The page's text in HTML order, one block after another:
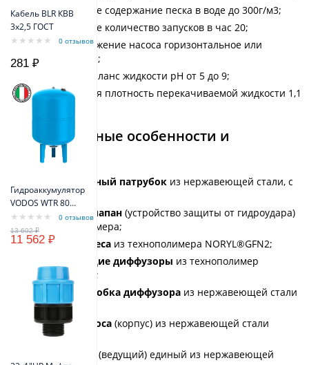
Кабель BLR КВВ
3х2,5 ГОСТ
0 отзывов
281 ₽
Гидроаккумулятор
VODOS WTR 80
VERT (80 литров,
10bar, G1", +99°C,
мембрана EPDM
0 отзывов
11 562 ₽
Максимальное содержание песка в воде до 300г/м3;
Максимальное количество запусков в час 20;
Рабочее положение насоса горизонтальное или
вертикальное;
Кислотный баланс жидкости pH от 5 до 9;
Максимальная плотность перекачиваемой жидкости 1,1
кг / дм3.
Конструктивные особенности и
материалы:
Нагнетательный патрубок из нержавеющей стали, с
резьбой;
Обратный клапан (устройство защиты от гидроудара)
из технополимера;
Рабочие колеса из технополимера NORYL®GFN2;
Направляющие диффузоры из технополимер
NORYL®GFN2;
Несущая коробка диффузора из нержавеющей стали
АISI304;
Рубашка насоса (корпус) из нержавеющей стали
АISI304;
(ведущий) единый из нержавеющей